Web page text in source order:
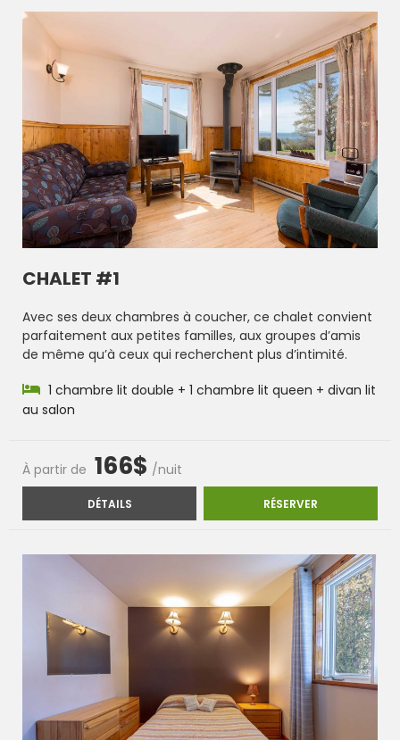
emplacement et disposent de tout l’équipement
nécessaire pour vous faire apprécier au maximum
votre séjour dans Charlevoix.
CHALET #1
Avec ses deux chambres à coucher, ce chalet convient
parfaitement aux petites familles, aux groupes d’amis
de même qu’à ceux qui recherchent plus d’intimité.
1 chambre lit double + 1 chambre lit queen + divan lit
au salon
À partir de 166$ /nuit
DÉTAILSCHALET #1 RÉSERVERCHALET #1